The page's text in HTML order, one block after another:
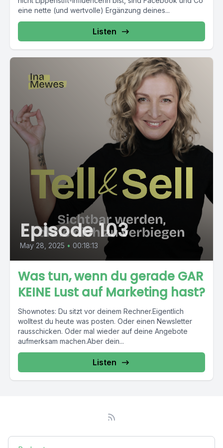
eine nette (und wertvolle) Ergänzung deines...
Listen
Episode 103
May 28, 2025 • 00:18:13
Was tun, wenn du gerade GAR
KEINE Lust auf Marketing hast?
Shownotes: Du sitzt vor deinem Rechner.Eigentlich
wolltest du heute was posten. Oder einen Newsletter
rausschicken. Oder mal wieder auf deine Angebote
aufmerksam machen.Aber dein...
Listen